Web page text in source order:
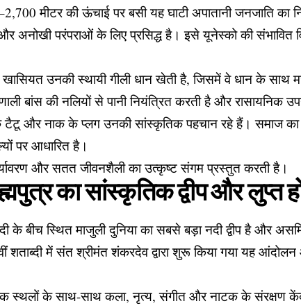
मीटर की ऊंचाई पर बसी यह घाटी अपातानी जनजाति का
अनोखी परंपराओं के लिए प्रसिद्ध है। इसे यूनेस्को की संभावित
खासियत उनकी स्थायी गीली धान खेती है, जिसमें वे धान के साथ
बांस की नलियों से पानी नियंत्रित करती है और रासायनिक
टैटू और नाक के प्लग उनकी सांस्कृतिक पहचान रहे हैं। समाज का
पर आधारित है।
और सतत जीवनशैली का उत्कृष्ट संगम प्रस्तुत करती है।
का सांस्कृतिक द्वीप और लुप्त
के बीच स्थित माजुली दुनिया का सबसे बड़ा नदी द्वीप है और
शताब्दी में संत श्रीमंत शंकरदेव द्वारा शुरू किया गया यह
स्थलों के साथ-साथ कला, नृत्य, संगीत और नाटक के संरक्षण